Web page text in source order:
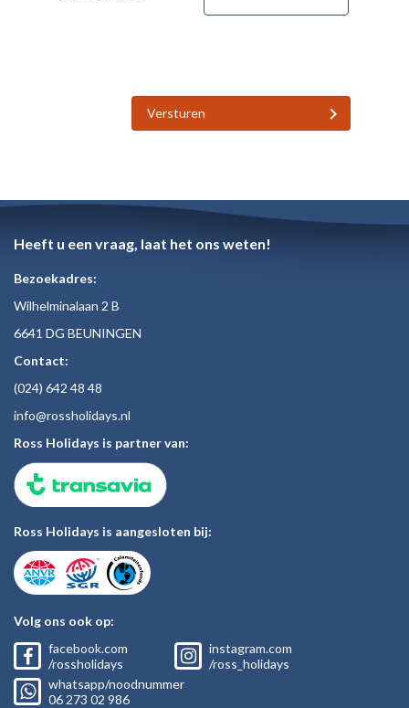
Versturen
Heeft u een vraag, laat het ons weten!
Bezoekadres:
Wilhelminalaan 2 B
6641 DG BEUNINGEN
Contact:
(024) 642 48 48
info@rossholidays.nl
Ross Holidays is partner van:
Ross Holidays is aangesloten bij:
Volg ons ook op:
facebook.com
/rossholidays
instagram.com
/ross_holidays
whatsapp/noodnummer
06 273 02 986